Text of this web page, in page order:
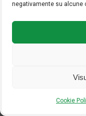
negativamente su alcune
Cookie